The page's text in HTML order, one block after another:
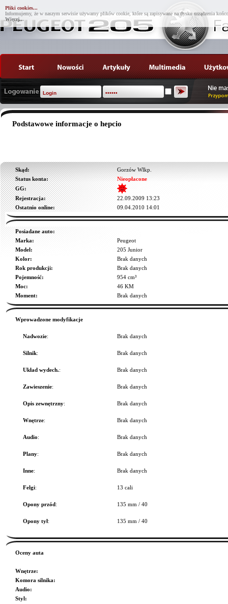
Pliki cookies...
Informujemy, że w naszym serwisie używamy plików cookie, które są zapisywane na dysku urządzenia
Więcej...
Podstawowe informacje o hepcio
Skąd:
Gorzów Wlkp.
Status konta:
Nieopłacone
GG:
Rejestracja:
22.09.2009 13:23
Ostatnio online:
09.04.2010 14:01
Posiadane auto:
Marka:
Peugeot
Model:
205 Junior
Kolor:
Brak danych
Rok produkcji:
Brak danych
Pojemność:
954 cm³
Moc:
46 KM
Moment:
Brak danych
Wprowadzone modyfikacje
Nadwozie: Brak danych
Silnik: Brak danych
Układ wydech.: Brak danych
Zawieszenie: Brak danych
Opis zewnętrzny: Brak danych
Wnętrze: Brak danych
Audio: Brak danych
Plany: Brak danych
Inne: Brak danych
Felgi: 13 cali
Opony przód: 135 mm / 40
Opony tył: 135 mm / 40
Oceny auta
Wnętrze:
Komora silnika:
Audio:
Styl: